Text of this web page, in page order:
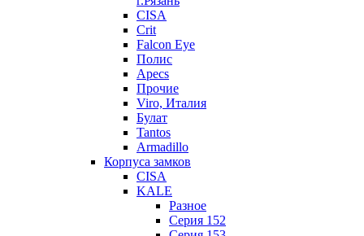
CISA
Crit
Falcon Eye
Полис
Apecs
Прочие
Viro, Италия
Булат
Tantos
Armadillo
Корпуса замков
CISA
KALE
Разное
Серия 152